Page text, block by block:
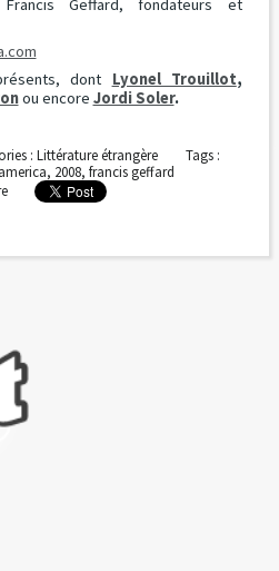
Geffard, fondateurs et
dont Lyonel Trouillot,
ou encore Jordi Soler.
: Littérature étrangère
Tags :
, 2008, francis geffard